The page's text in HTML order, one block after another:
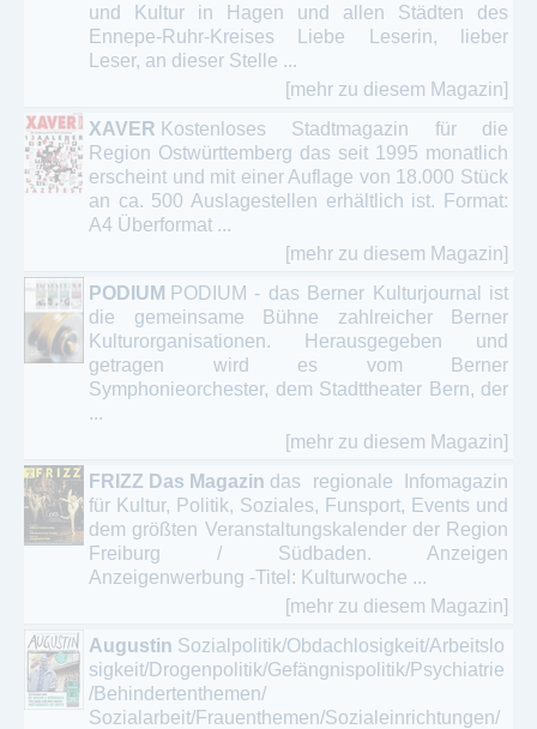
und Kultur in Hagen und allen Städten des
Ennepe-Ruhr-Kreises Liebe Leserin, lieber
Leser, an dieser Stelle ...
[mehr zu diesem Magazin]
XAVER Kostenloses Stadtmagazin für die
Region Ostwürttemberg das seit 1995 monatlich
erscheint und mit einer Auflage von 18.000 Stück
an ca. 500 Auslagestellen erhältlich ist. Format:
A4 Überformat ...
[mehr zu diesem Magazin]
PODIUM PODIUM - das Berner Kulturjournal ist
die gemeinsame Bühne zahlreicher Berner
Kulturorganisationen. Herausgegeben und
getragen wird es vom Berner
Symphonieorchester, dem Stadttheater Bern, der
...
[mehr zu diesem Magazin]
FRIZZ Das Magazin das regionale Infomagazin
für Kultur, Politik, Soziales, Funsport, Events und
dem größten Veranstaltungskalender der Region
Freiburg / Südbaden. Anzeigen
Anzeigenwerbung -Titel: Kulturwoche ...
[mehr zu diesem Magazin]
Augustin Sozialpolitik/Obdachlosigkeit/Arbeitslo
sigkeit/Drogenpolitik/Gefängnispolitik/Psychiatrie
/Behindertenthemen/
Sozialarbeit/Frauenthemen/Sozialeinrichtungen/